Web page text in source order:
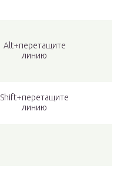
Alt+перетащите
линию
Shift+перетащите
линию